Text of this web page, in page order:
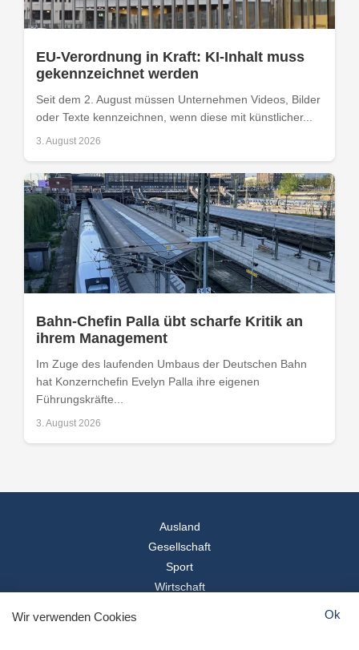
EU-Verordnung in Kraft: KI-Inhalt muss
gekennzeichnet werden
Seit dem 2. August müssen Unternehmen Videos, Bilder
oder Texte kennzeichnen, wenn diese mit künstlicher...
3. August 2026
Bahn-Chefin Palla übt scharfe Kritik an
ihrem Management
Im Zuge des laufenden Umbaus der Deutschen Bahn
hat Konzernchefin Evelyn Palla ihre eigenen
Führungskräfte...
3. August 2026
Ausland
Gesellschaft
Sport
Wirtschaft
© 2026Landesspiegel
Wir verwenden Cookies Ok